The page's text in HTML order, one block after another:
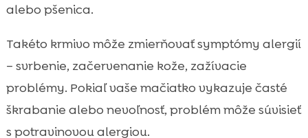
alebo pšenica.
Takéto krmivo môže zmierňovať symptómy alergií
– svrbenie, začervenanie kože, zažívacie
problémy. Pokiaľ vaše mačiatko vykazuje časté
škrabanie alebo nevoľnosť, problém môže súvisieť
s potravinovou alergiou.